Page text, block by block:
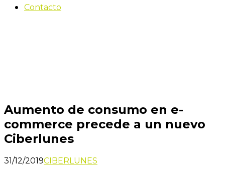
Contacto
Aumento de consumo en e-
commerce precede a un nuevo
Ciberlunes
31/12/2019CIBERLUNES